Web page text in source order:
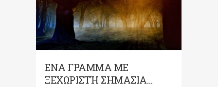
ΕΝΑ ΓΡΑΜΜΑ ΜΕ
ΞΕΧΩΡΙΣΤΉ ΣΗΜΑΣΙΑ…